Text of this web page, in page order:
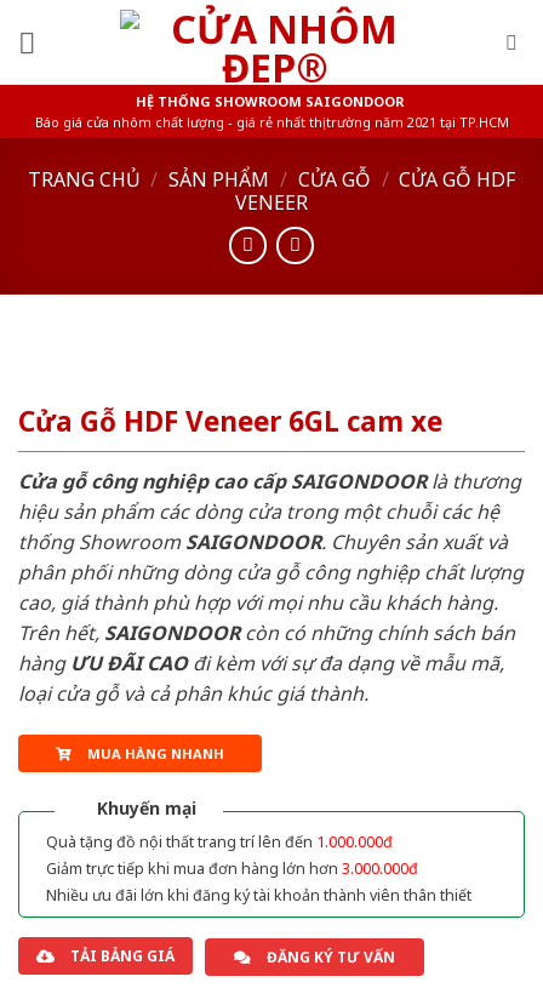
HỆ THỐNG SHOWROOM SAIGONDOOR
Báo giá cửa nhôm chất lượng - giá rẻ nhất thị trường năm 2021 tại TP.HCM
TRANG CHỦ / SẢN PHẨM / CỬA GỖ / CỬA GỖ HDF
VENEER
Cửa Gỗ HDF Veneer 6GL cam xe
Cửa gỗ công nghiệp cao cấp SAIGONDOORlà thương
hiệu sản phẩm các dòng cửa trong một chuỗi các hệ
thống ShowroomSAIGONDOOR. Chuyên sản xuất và
phân phối những dòng cửa gỗ công nghiệp chất lượng
cao, giá thành phù hợp với mọi nhu cầu khách hàng.
Trên hết, SAIGONDOORcòn có những chính sách bán
hàng ƯU ĐÃI CAOđi kèm với sự đa dạng về mẫu mã,
loại cửa gỗ và cả phân khúc giá thành.
MUA HÀNG NHANH
Khuyến mại
Quà tặng đồ nội thất trang trí lên đến 1.000.000đ
Giảm trực tiếp khi mua đơn hàng lớn hơn 3.000.000đ
Nhiều ưu đãi lớn khi đăng ký tài khoản thành viên thân thiết
TẢI BẢNG GIÁ ĐĂNG KÝ TƯ VẤN